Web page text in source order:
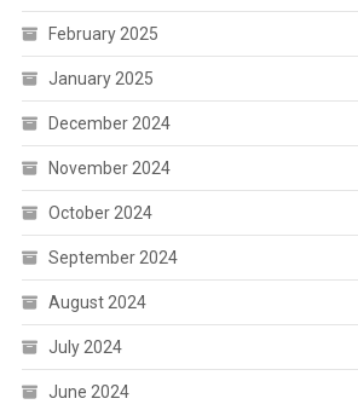
February 2025
January 2025
December 2024
November 2024
October 2024
September 2024
August 2024
July 2024
June 2024